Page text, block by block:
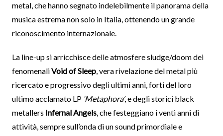
metal, che hanno segnato indelebilmente il panorama della
musica estrema non solo in Italia, ottenendo un grande
riconoscimento internazionale.
La line-up si arricchisce delle atmosfere sludge/doom dei
fenomenaliVoid of Sleep, vera rivelazione del metal più
ricercato e progressivo degli ultimi anni, forti del loro
ultimo acclamato LP‘Metaphora’, e degli storici black
metallers Infernal Angels, che festeggiano i venti anni di
attività, sempre sull’onda di un sound primordiale e